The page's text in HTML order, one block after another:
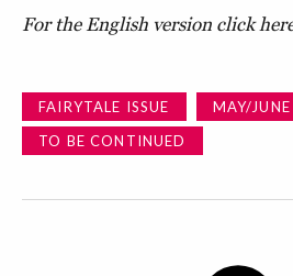
For the English version click
FAIRYTALE ISSUE
MAY/JUNE
TO BE CONTINUED